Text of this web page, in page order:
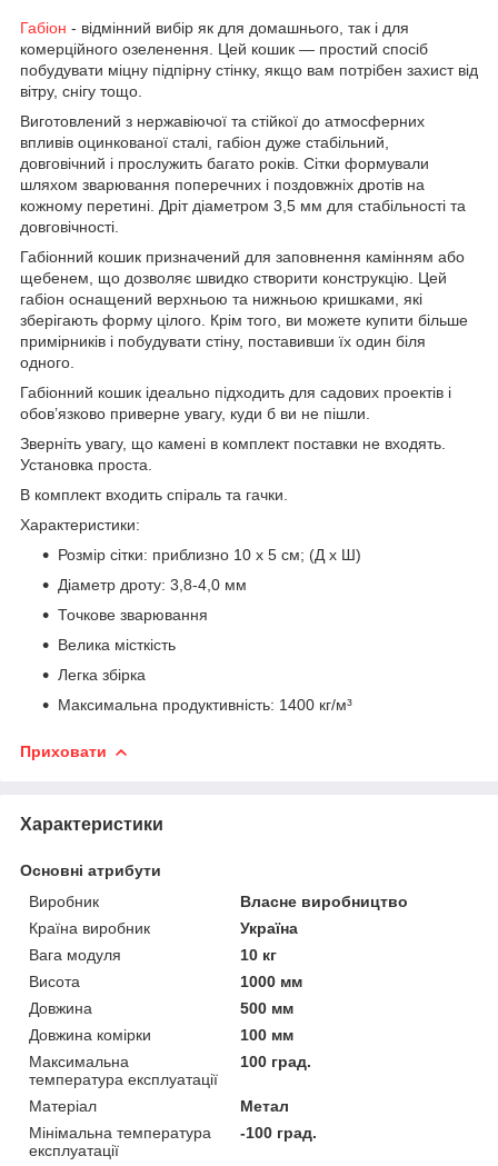
Габіон - відмінний вибір як для домашнього, так і для
комерційного озеленення. Цей кошик — простий спосіб
побудувати міцну підпірну стінку, якщо вам потрібен захист від
вітру, снігу тощо.
Виготовлений з нержавіючої та стійкої до атмосферних
впливів оцинкованої сталі, габіон дуже стабільний,
довговічний і прослужить багато років. Сітки формували
шляхом зварювання поперечних і поздовжніх дротів на
кожному перетині. Дріт діаметром 3,5 мм для стабільності та
довговічності.
Габіонний кошик призначений для заповнення камінням або
щебенем, що дозволяє швидко створити конструкцію. Цей
габіон оснащений верхньою та нижньою кришками, які
зберігають форму цілого. Крім того, ви можете купити більше
примірників і побудувати стіну, поставивши їх один біля
одного.
Габіонний кошик ідеально підходить для садових проектів і
обов’язково приверне увагу, куди б ви не пішли.
Зверніть увагу, що камені в комплект поставки не входять.
Установка проста.
В комплект входить спіраль та гачки.
Характеристики:
Розмір сітки: приблизно 10 x 5 см; (Д x Ш)
Діаметр дроту: 3,8-4,0 мм
Точкове зварювання
Велика місткість
Легка збірка
Максимальна продуктивність: 1400 кг/м³
Приховати
Характеристики
Основні атрибути
Виробник
Власне виробництво
Країна виробник
Україна
Вага модуля
10 кг
Висота
1000 мм
Довжина
500 мм
Довжина комірки
100 мм
Максимальна
температура експлуатації
100 град.
Матеріал
Метал
Мінімальна температура
експлуатації
-100 град.